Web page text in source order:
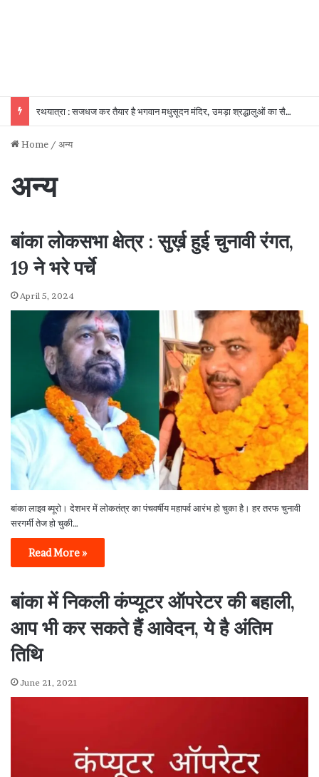
रथयात्रा : सजधज कर तैयार है भगवान मधुसूदन मंदिर, उमड़ा श्रद्धालुओं का सैलाब
Home / अन्य
अन्य
बांका लोकसभा क्षेत्र : सुर्ख़ हुई चुनावी रंगत,
19 ने भरे पर्चे
April 5, 2024
बांका लाइव ब्यूरो। देशभर में लोकतंत्र का पंचवर्षीय महापर्व आरंभ हो चुका है। हर तरफ चुनावी
सरगर्मी तेज हो चुकी…
Read More »
बांका में निकली कंप्यूटर ऑपरेटर की बहाली,
आप भी कर सकते हैं आवेदन, ये है अंतिम
तिथि
June 21, 2021